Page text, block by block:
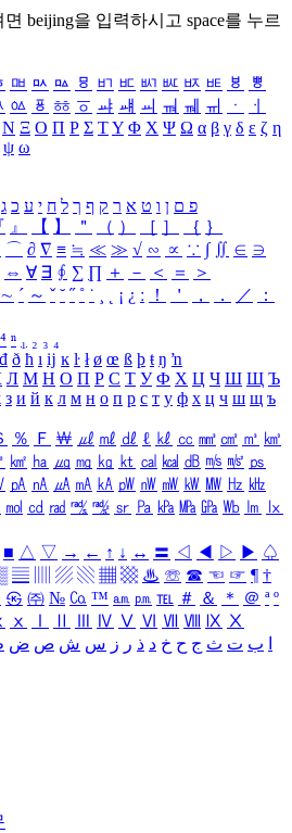
면 beijing을 입력하시고 space를 누르
ㅮ ㅯ ㅰ ㅱ ㅲ ㅳ ㅴ ㅵ ㅶ ㅷ ㅸ
ㅹ
ㆃ ㆄ ㆅ ㆆ ㆇ ㆈ ㆉ ㆊ ㆋ ㆌ ㆍ
ㆎ
Ν Ξ Ο Π Ρ Σ ΤΥ Φ Χ Ψ Ω α β γ δ ε ζ η
ψ ω
פ ם ן ו ט א ר ק ף ך ל ח י ע כ ג
』 【 】 ＂ （ ） ［ ］ ｛ ｝
⌒ ∂ ∇ ≡ ≒ ≪ ≫ √ ∽ ∝ ∵ ∫ ∬ ∈ ∋
⇔ ∀ ∃ ∮ ∑ ∏ ＋ － ＜ ＝
＞
∼ ´ ～ ˇ ˘ ˝ ˚ ˙ ¸ ¡ ¿ ː ！ ＇ ， ． ／
：
⁴ ⁿ ₁ ₂ ₃ ₄
đ ð ħ ı ĳ ĸ ŀ ł ø œ ß þ ŧ ŋ ŉ
Л М Н О П Р С Т У Ф Х Ц Ч Ш Щ Ъ
з и й к л м н о п р с т у ф х ц ч ш щ ъ
％ Ｆ ￦ ㎕ ㎖ ㎗ ℓ ㎘ ㏄ ㎣ ㎤ ㎥ ㎦
㎢ ㏊ ㎍ ㎎ ㎏ ㏏ ㎈ ㎉ ㏈ ㎧ ㎨ ㎰
㎀ ㎁ ㎂ ㎃ ㎄ ㎺ ㎻ ㎽ ㎾ ㎿ ㎐ ㎑
㏖ ㏅ ㎭ ㎮ ㎯ ㏛ ㎩ ㎪ ㎫ ㎬ ㏝ ㏐
㏓
■ △ ▽ → ← ↑ ↓ ↔ 〓 ◁ ◀ ▷ ▶ ♤
▤ ▨ ▧ ▦ ▩ ♨ ☏ ☎ ☜ ☞ ¶ †
㉿ ㈜ № ㏇ ™ ㏂ ㏘ ℡ ＃ ＆ ＊ ＠ ª º
ⅹ Ⅳ Ⅴ Ⅵ Ⅶ Ⅷ Ⅸ Ⅹ
ب ت ث ج ح خ د ذ ر ز س ش ص ض